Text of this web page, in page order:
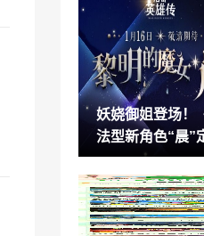
庆祝新年到来 《
装和表情
2022-12-27
张艺谋新片《满江
初一上映
2022-12-27
《龙珠超 超级人造
1月6日内地上映
2022-12-27
Esports Charts：
收视率最高的电竞
妖娆御姐登场！
法型新角色“晨”